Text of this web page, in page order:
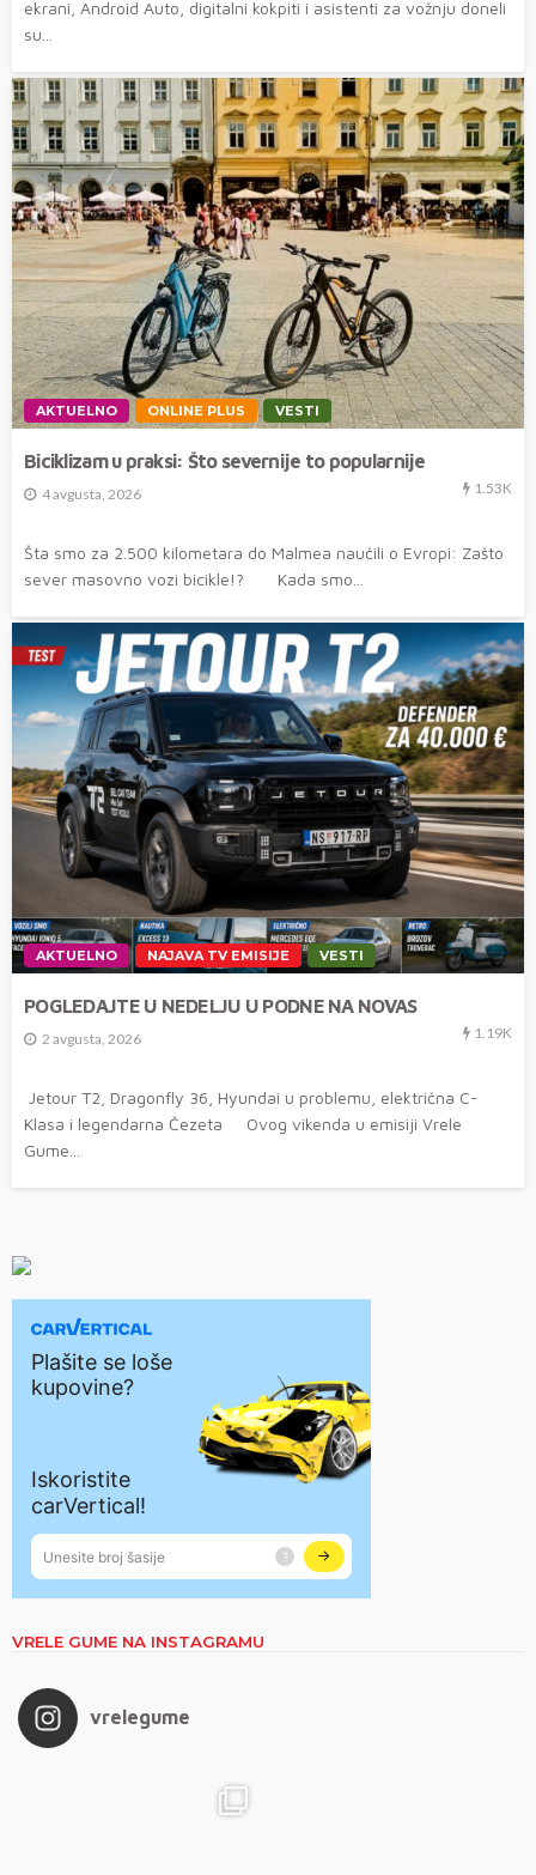
ekrani, Android Auto, digitalni kokpiti i asistenti za vožnju doneli
su...
AKTUELNO ONLINE PLUS VESTI
Biciklizam u praksi: Što severnije to popularnije
4 avgusta, 2026 1.53K
Šta smo za 2.500 kilometara do Malmea naučili o Evropi: Zašto
sever masovno vozi bicikle!? Kada smo...
AKTUELNO NAJAVA TV EMISIJE VESTI
POGLEDAJTE U NEDELJU U PODNE NA NOVAS
2 avgusta, 2026 1.19K
Jetour T2, Dragonfly 36, Hyundai u problemu, električna C-
Klasa i legendarna Čezeta Ovog vikenda u emisiji Vrele
Gume...
VRELE GUME NA INSTAGRAMU
vrelegume